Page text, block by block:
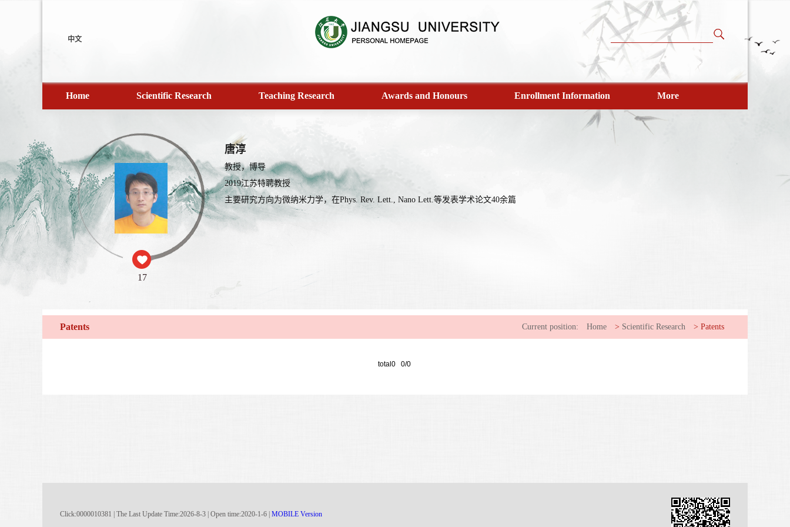
中文
Home Scientific Research Teaching Research Awards and Honours Enrollment Information More
17
唐淳
教授，博导
2019江苏特聘教授
主要研究方向为微纳米力学，在Phys. Rev. Lett., Nano Lett.等发表学术论文40余篇
Patents Current position: Home > Scientific Research > Patents
total0 0/0
Click:0000010381 The Last Update Time:2026-8-3 | Open time:2020-1-6 MOBILE Version